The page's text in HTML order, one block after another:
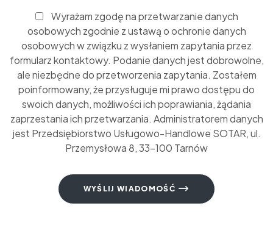
Wyrażam zgodę na przetwarzanie danych
osobowych zgodnie z ustawą o ochronie danych
osobowych w związku z wysłaniem zapytania przez
formularz kontaktowy. Podanie danych jest dobrowolne,
ale niezbędne do przetworzenia zapytania. Zostałem
poinformowany, że przysługuje mi prawo dostępu do
swoich danych, możliwości ich poprawiania, żądania
zaprzestania ich przetwarzania. Administratorem danych
jest Przedsiębiorstwo Usługowo-Handlowe SOTAR, ul.
Przemysłowa 8, 33-100 Tarnów
WYŚLIJ WIADOMOŚĆ